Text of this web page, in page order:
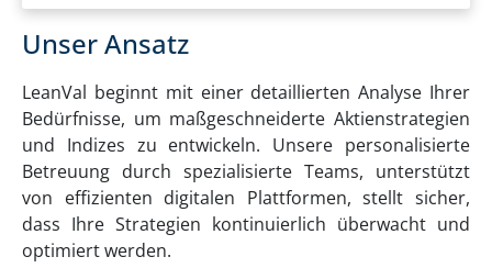
Unser Ansatz
LeanVal beginnt mit einer detaillierten Analyse Ihrer
Bedürfnisse, um maßgeschneiderte Aktienstrategien
und Indizes zu entwickeln. Unsere personalisierte
Betreuung durch spezialisierte Teams, unterstützt
von effizienten digitalen Plattformen, stellt sicher,
dass Ihre Strategien kontinuierlich überwacht und
optimiert werden.